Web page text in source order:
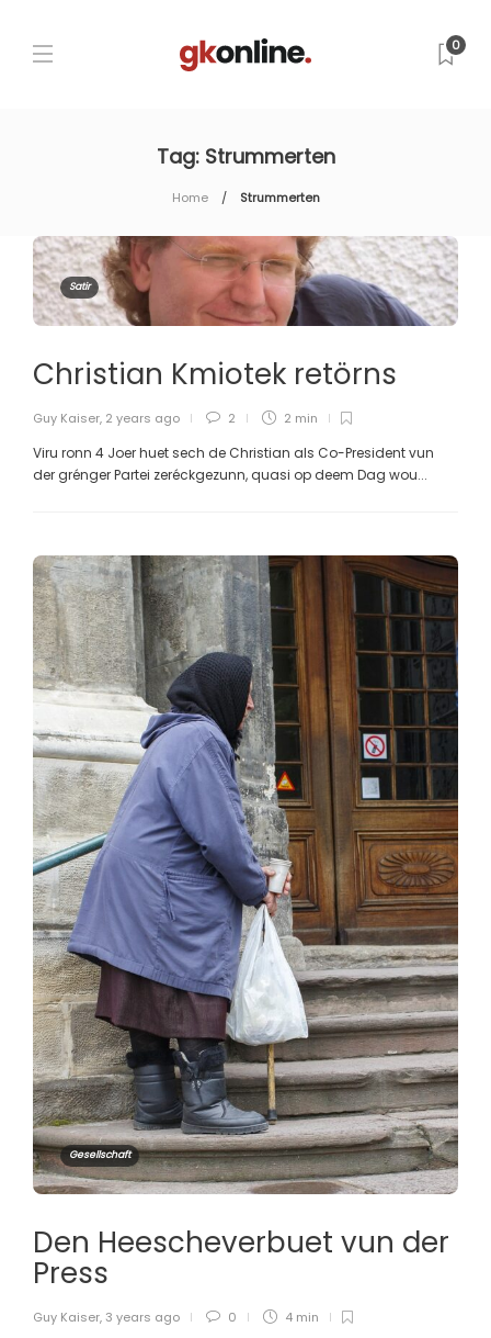
0
Tag: Strummerten
Home Strummerten
Satir
Christian Kmiotek retörns
Guy Kaiser, 2 years ago 2 2 min
Viru ronn 4 Joer huet sech de Christian als Co-President vun
der grénger Partei zeréckgezunn, quasi op deem Dag wou...
Gesellschaft
Den Heescheverbuet vun der
Press
Guy Kaiser, 3 years ago 0 4 min